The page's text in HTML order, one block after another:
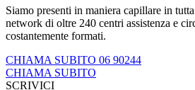
Siamo presenti in maniera capillare in
network di oltre 240 centri assistenza e
costantemente formati.
CHIAMA SUBITO 06 90244
CHIAMA SUBITO
SCRIVICI